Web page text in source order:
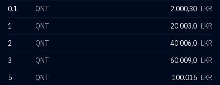
0.1
QNT 2.000,30 LKR
1
QNT 20.003,0 LKR
2
QNT 40.006,0 LKR
3
QNT 60.009,0 LKR
5
QNT 100.015 LKR